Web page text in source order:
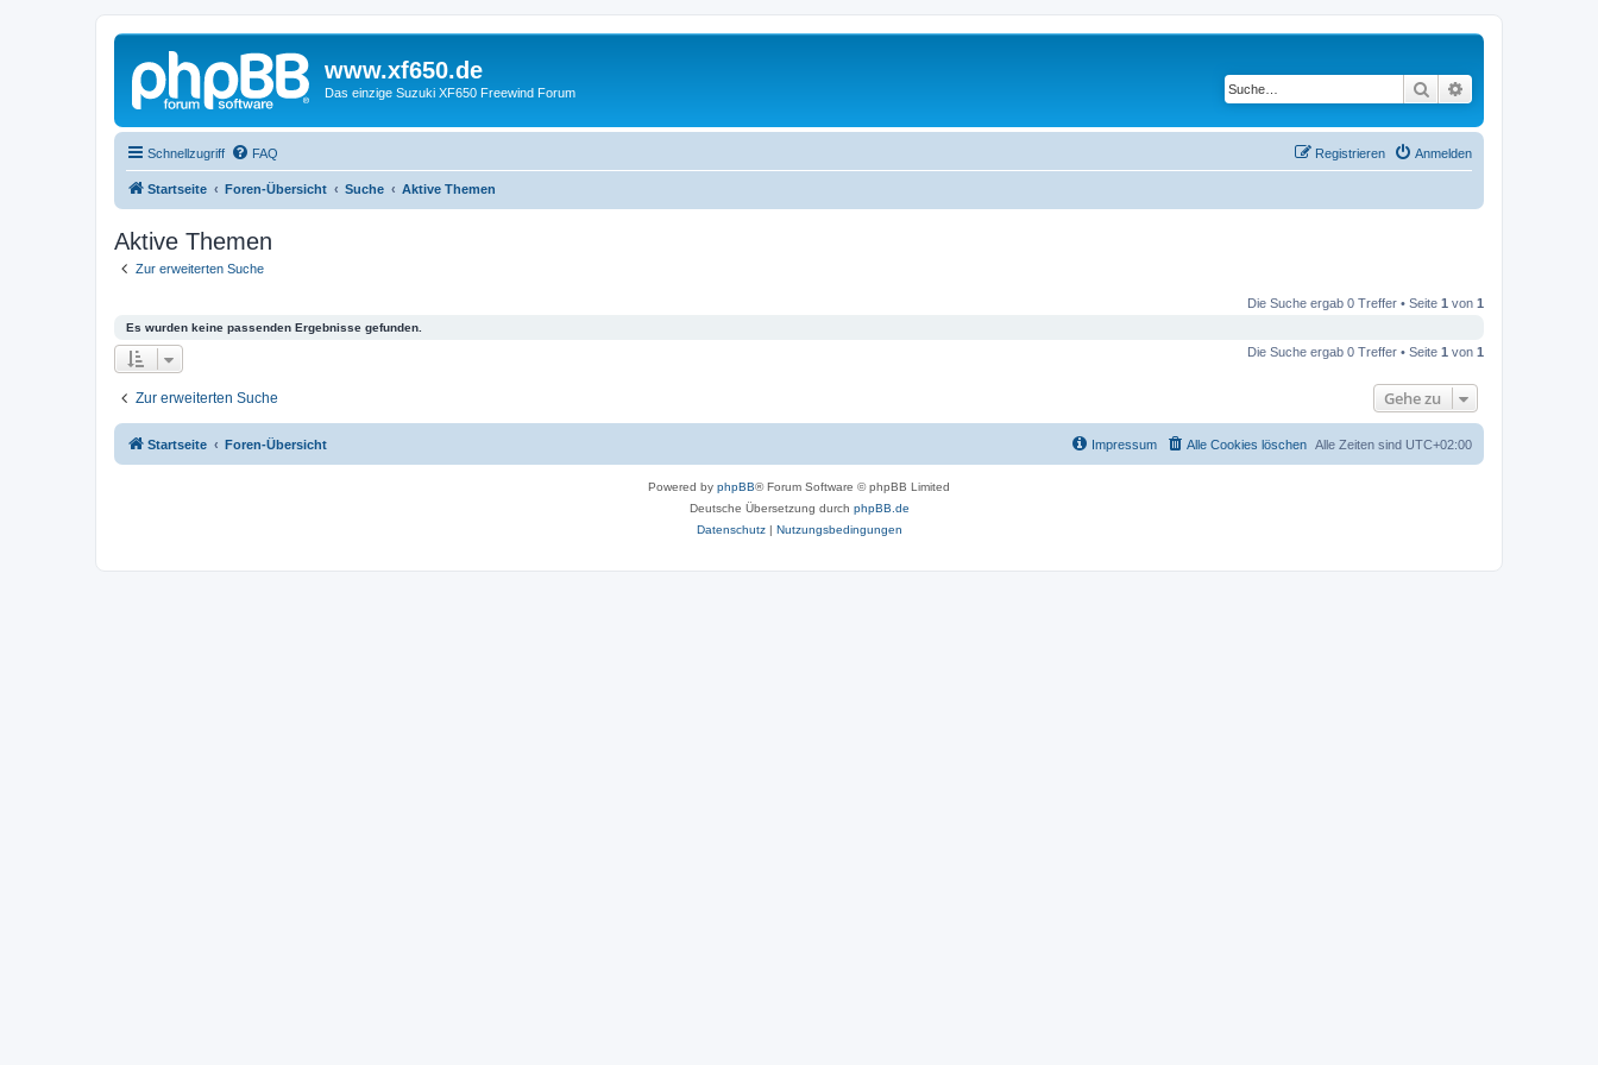
www.xf650.de
Das einzige Suzuki XF650 Freewind Forum Suche
Schnellzugriff FAQ Anmelden
Registrieren
Startseite Foren-Übersicht Suche Aktive Themen
Aktive Themen
Zur erweiterten Suche
Die Suche ergab 0 Treffer • Seite 1 von 1
Es wurden keine passenden Ergebnisse gefunden.
Die Suche ergab 0 Treffer • Seite 1 von 1
Zur erweiterten Suche Gehe zu
Startseite Foren-Übersicht Alle Zeiten sind UTC+02:00
Alle Cookies löschen
Impressum
Powered by phpBB® Forum Software © phpBB Limited
Deutsche Übersetzung durch phpBB.de
Datenschutz| Nutzungsbedingungen